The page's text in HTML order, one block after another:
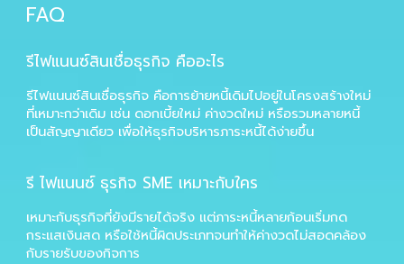
FAQ
รีไฟแนนซ์สินเชื่อธุรกิจ คืออะไร
รีไฟแนนซ์สินเชื่อธุรกิจ คือการย้ายหนี้เดิมไปอยู่ในโครงสร้างใหม่
ที่เหมาะกว่าเดิม เช่น ดอกเบี้ยใหม่ ค่างวดใหม่ หรือรวมหลายหนี้
เป็นสัญญาเดียว เพื่อให้ธุรกิจบริหารภาระหนี้ได้ง่ายขึ้น
รี ไฟแนนซ์ ธุรกิจ SME เหมาะกับใคร
เหมาะกับธุรกิจที่ยังมีรายได้จริง แต่ภาระหนี้หลายก้อนเริ่มกด
กระแสเงินสด หรือใช้หนี้ผิดประเภทจนทำให้ค่างวดไม่สอดคล้อง
กับรายรับของกิจการ